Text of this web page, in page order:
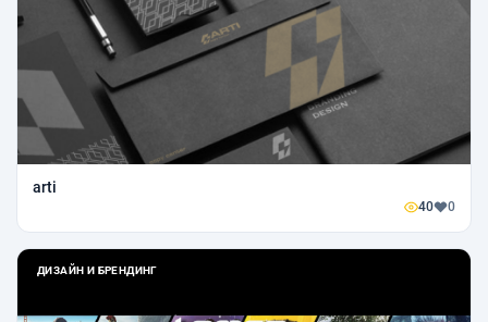
arti
40 0
ДИЗАЙН И БРЕНДИНГ